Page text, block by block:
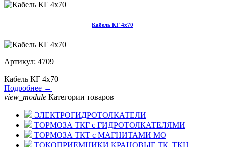
Кабель КГ 4х70
Артикул: 4709
Кабель КГ 4х70
Подробнее →
view_module Категории товаров
ЭЛЕКТРОГИДРОТОЛКАТЕЛИ
ТОРМОЗА ТКГ с ГИДРОТОЛКАТЕЛЯМИ
ТОРМОЗА ТКТ с МАГНИТАМИ МО
ТОКОПРИЕМНИКИ КРАНОВЫЕ ТК, ТКН